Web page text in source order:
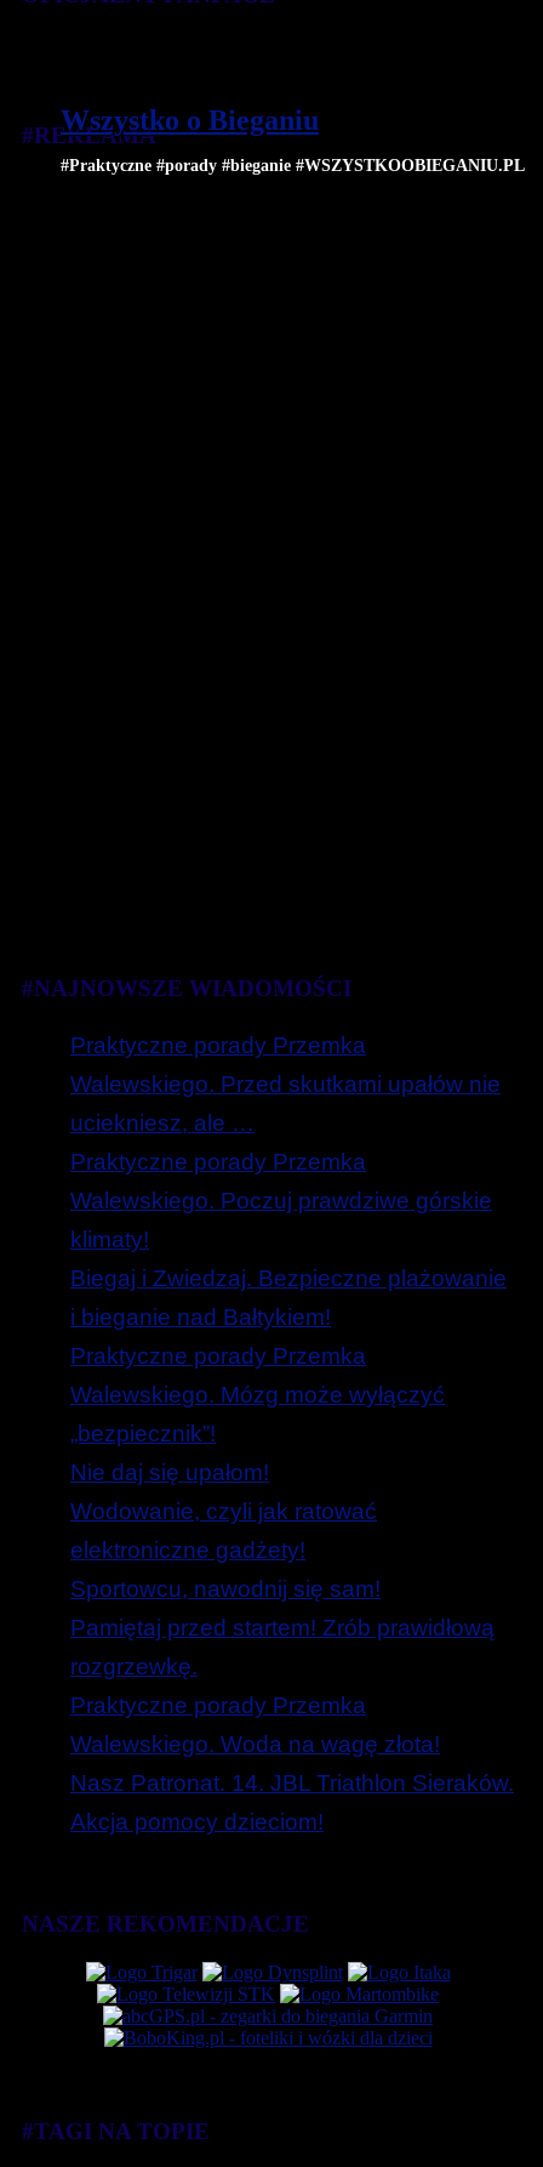
Wszystko o Bieganiu
#Praktyczne #porady #bieganie #WSZYSTKOOBIEGANIU.PL
#REKLAMA
#NAJNOWSZE WIADOMOŚCI
Praktyczne porady Przemka
Walewskiego. Przed skutkami upałów nie
uciekniesz, ale …
Praktyczne porady Przemka
Walewskiego. Poczuj prawdziwe górskie
klimaty!
Biegaj i Zwiedzaj. Bezpieczne plażowanie
i bieganie nad Bałtykiem!
Praktyczne porady Przemka
Walewskiego. Mózg może wyłączyć
„bezpiecznik”!
Nie daj się upałom!
Wodowanie, czyli jak ratować
elektroniczne gadżety!
Sportowcu, nawodnij się sam!
Pamiętaj przed startem! Zrób prawidłową
rozgrzewkę.
Praktyczne porady Przemka
Walewskiego. Woda na wagę złota!
Nasz Patronat. 14. JBL Triathlon Sieraków.
Akcja pomocy dzieciom!
NASZE REKOMENDACJE
#TAGI NA TOPIE